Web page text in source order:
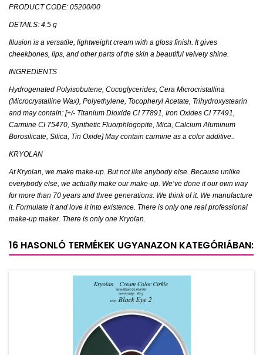
PRODUCT CODE: 05200/00
DETAILS: 4.5 g
Illusion is a versatile, lightweight cream with a gloss finish. It gives
cheekbones, lips, and other parts of the skin a beautiful velvety shine.
INGREDIENTS
Hydrogenated Polyisobutene, Cocoglycerides, Cera Microcristallina
(Microcrystalline Wax), Polyethylene, Tocopheryl Acetate, Trihydroxystearin
and may contain: [+/- Titanium Dioxide CI 77891, Iron Oxides CI 77491,
Carmine CI 75470, Synthetic Fluorphlogopite, Mica, Calcium Aluminum
Borosilicate, Silica, Tin Oxide] May contain carmine as a color additive..
KRYOLAN
At Kryolan, we make make-up. But not like anybody else. Because unlike
everybody else, we actually make our make-up. We‘ve done it our own way
for more than 70 years and three generations. We think of it. We manufacture
it. Formulate it and love it into existence. There is only one real professional
make-up maker. There is only one Kryolan.
16 HASONLÓ TERMÉKEK UGYANAZON KATEGÓRIÁBAN: